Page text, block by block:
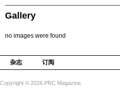
Gallery
no images were found
杂志 订阅
Copyright © 2026 PRC Magazine.